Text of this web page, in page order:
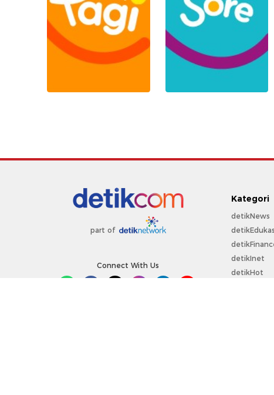
part of
Connect With Us
Kategori
detikNews
detikInet
detikHot